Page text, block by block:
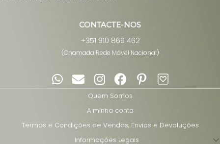
CONTACTE-NOS
+351 910 869 462
(Chamada Rede Móvel Nacional)
Quem Somos
A minha conta
Termos e Condições de Vendas, Envios e Devoluções
Informações Legais